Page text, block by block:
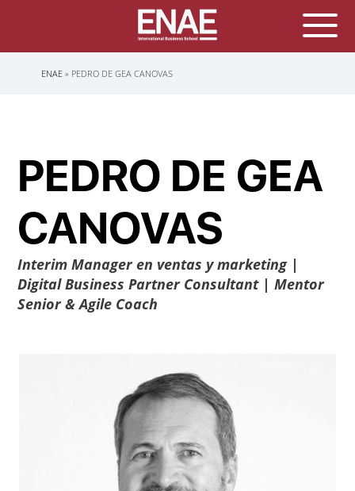
Sobrescribir
ENAE PEDRO DE GEA CANOVAS
PEDRO DE GEA
CANOVAS
Interim Manager en ventas y marketing |
Digital Business Partner Consultant | Mentor
Senior & Agile Coach